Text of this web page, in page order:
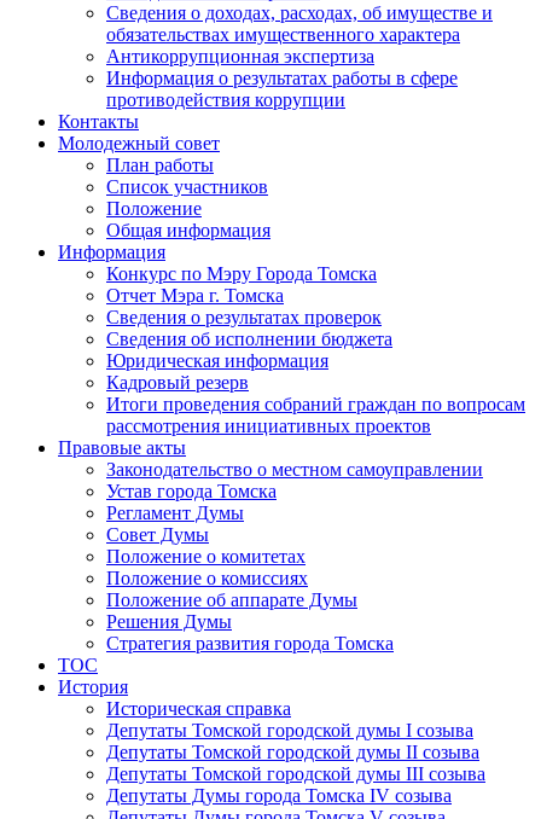
Сведения о доходах, расходах, об имуществе и
обязательствах имущественного характера
Антикоррупционная экспертиза
Информация о результатах работы в сфере
противодействия коррупции
Контакты
Молодежный совет
План работы
Список участников
Положение
Общая информация
Информация
Конкурс по Мэру Города Томска
Отчет Мэра г. Томска
Сведения о результатах проверок
Сведения об исполнении бюджета
Юридическая информация
Кадровый резерв
Итоги проведения собраний граждан по вопросам
рассмотрения инициативных проектов
Правовые акты
Законодательство о местном самоуправлении
Устав города Томска
Регламент Думы
Совет Думы
Положение о комитетах
Положение о комиссиях
Положение об аппарате Думы
Решения Думы
Стратегия развития города Томска
ТОС
История
Историческая справка
Депутаты Томской городской думы I созыва
Депутаты Томской городской думы II созыва
Депутаты Томской городской думы III созыва
Депутаты Думы города Томска IV созыва